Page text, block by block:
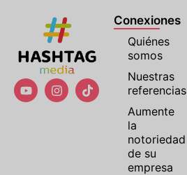
Conexiones
Quiénes
somos
Nuestras
referencias
Aumente
la
notoriedad
de su
empresa